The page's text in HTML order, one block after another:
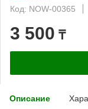
Код: NOW-00365
3 500 ₸
Описание